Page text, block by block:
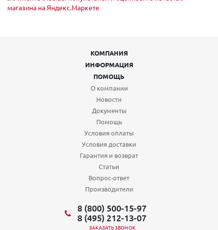
КОМПАНИЯ
ИНФОРМАЦИЯ
ПОМОЩЬ
О компании
Новости
Документы
Помощь
Условия оплаты
Условия доставки
Гарантия и возврат
Статьи
Вопрос-ответ
Производители
8 (800) 500-15-97
8 (495) 212-13-07
ЗАКАЗАТЬ ЗВОНОК